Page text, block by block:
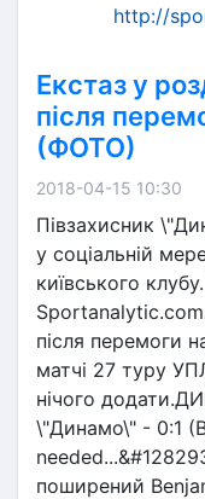
http://
Екстаз у
після
(ФОТО)
2018-04-15 10:30
Півзахисник
у соціальній
київського
після перемоги
матчі 27 туру
нічого
\"Динамо\" - 0:1
поширений